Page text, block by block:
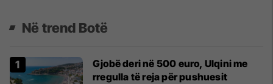
Në trend Botë
Gjobë deri në 500 euro, Ulqini me
rregulla të reja për pushuesit